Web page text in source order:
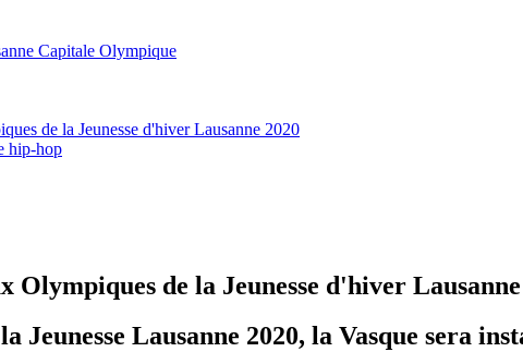
Capitale Olympique
de la Jeunesse d'hiver Lausanne 2020
hip-hop
Olympiques de la Jeunesse d'hiver Lausanne
Jeunesse Lausanne 2020, la Vasque sera